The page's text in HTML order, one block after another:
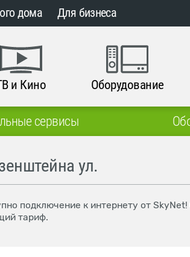
дома Для бизнеса
и Кино Оборудование
сервисы
ул.
подключение к интернету от
тариф.